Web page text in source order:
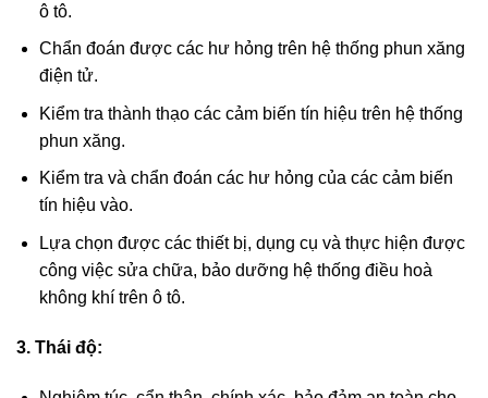
ô tô.
Chẩn đoán được các hư hỏng trên hệ thống phun xăng
điện tử.
Kiểm tra thành thạo các cảm biến tín hiệu trên hệ thống
phun xăng.
Kiểm tra và chẩn đoán các hư hỏng của các cảm biến
tín hiệu vào.
Lựa chọn được các thiết bị, dụng cụ và thực hiện được
công việc sửa chữa, bảo dưỡng hệ thống điều hoà
không khí trên ô tô.
3. Thái độ: